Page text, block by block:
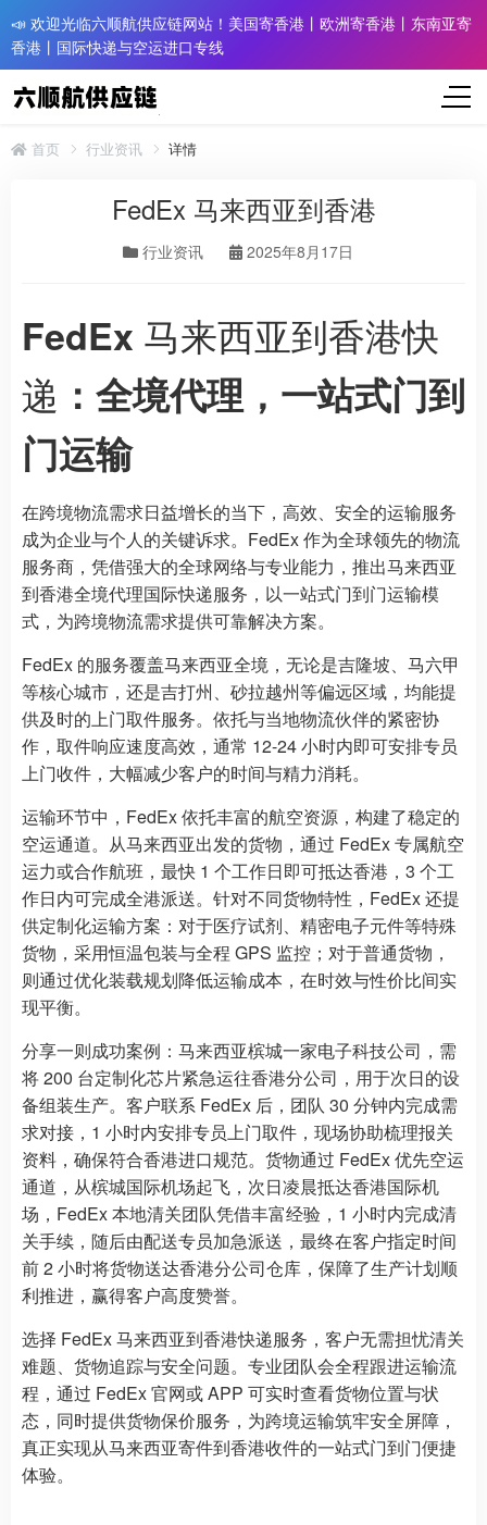
📣 欢迎光临六顺航供应链网站！美国寄香港丨欧洲寄香港丨东南亚寄
香港丨国际快递与空运进口专线
首页 行业资讯 详情
FedEx 马来西亚到香港
行业资讯 2025年8月17日
FedEx 马来西亚到香港快
递 ：全境代理，一站式门到
门运输
在跨境物流需求日益增长的当下，高效、安全的运输服务
成为企业与个人的关键诉求。FedEx 作为全球领先的物流
服务商，凭借强大的全球网络与专业能力，推出马来西亚
到香港全境代理国际快递服务，以一站式门到门运输模
式，为跨境物流需求提供可靠解决方案。
FedEx 的服务覆盖马来西亚全境，无论是吉隆坡、马六甲
等核心城市，还是吉打州、砂拉越州等偏远区域，均能提
供及时的上门取件服务。依托与当地物流伙伴的紧密协
作，取件响应速度高效，通常 12-24 小时内即可安排专员
上门收件，大幅减少客户的时间与精力消耗。
运输环节中，FedEx 依托丰富的航空资源，构建了稳定的
空运通道。从马来西亚出发的货物，通过 FedEx 专属航空
运力或合作航班，最快 1 个工作日即可抵达香港，3 个工
作日内可完成全港派送。针对不同货物特性，FedEx 还提
供定制化运输方案：对于医疗试剂、精密电子元件等特殊
货物，采用恒温包装与全程 GPS 监控；对于普通货物，
则通过优化装载规划降低运输成本，在时效与性价比间实
现平衡。
分享一则成功案例：马来西亚槟城一家电子科技公司，需
将 200 台定制化芯片紧急运往香港分公司，用于次日的设
备组装生产。客户联系 FedEx 后，团队 30 分钟内完成需
求对接，1 小时内安排专员上门取件，现场协助梳理报关
资料，确保符合香港进口规范。货物通过 FedEx 优先空运
通道，从槟城国际机场起飞，次日凌晨抵达香港国际机
场，FedEx 本地清关团队凭借丰富经验，1 小时内完成清
关手续，随后由配送专员加急派送，最终在客户指定时间
前 2 小时将货物送达香港分公司仓库，保障了生产计划顺
利推进，赢得客户高度赞誉。
选择 FedEx 马来西亚到香港快递服务，客户无需担忧清关
难题、货物追踪与安全问题。专业团队会全程跟进运输流
程，通过 FedEx 官网或 APP 可实时查看货物位置与状
态，同时提供货物保价服务，为跨境运输筑牢安全屏障，
真正实现从马来西亚寄件到香港收件的一站式门到门便捷
体验。